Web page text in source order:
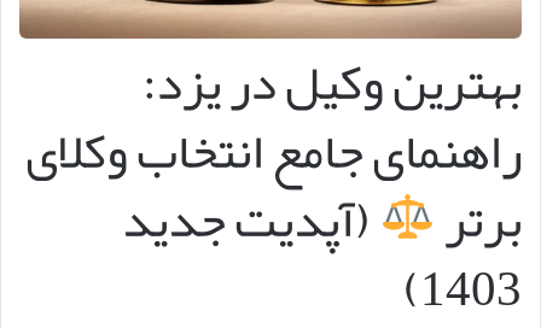
بهترین وکیل در یزد:
راهنمای جامع انتخاب وکلای
برتر (آپدیت جدید
1403)